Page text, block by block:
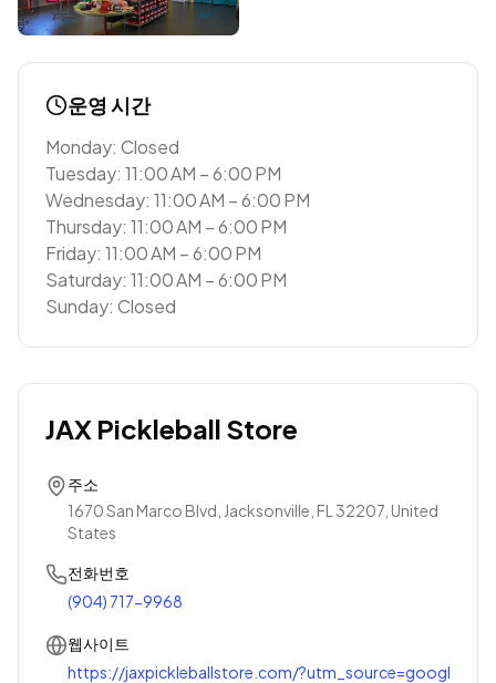
운영 시간
Monday: Closed
Tuesday: 11:00 AM – 6:00 PM
Wednesday: 11:00 AM – 6:00 PM
Thursday: 11:00 AM – 6:00 PM
Friday: 11:00 AM – 6:00 PM
Saturday: 11:00 AM – 6:00 PM
Sunday: Closed
JAX Pickleball Store
주소
1670 San Marco Blvd, Jacksonville, FL 32207, United
States
전화번호
(904) 717-9968
웹사이트
https://jaxpickleballstore.com/?utm_source=googl